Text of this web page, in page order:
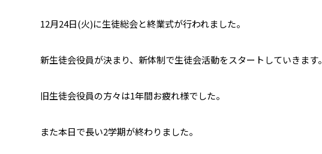
12月24日(火)に生徒総会と終業式が行われました。
新生徒会役員が決まり、新体制で生徒会活動をスタートしていきます。
旧生徒会役員の方々は1年間お疲れ様でした。
また本日で長い2学期が終わりました。